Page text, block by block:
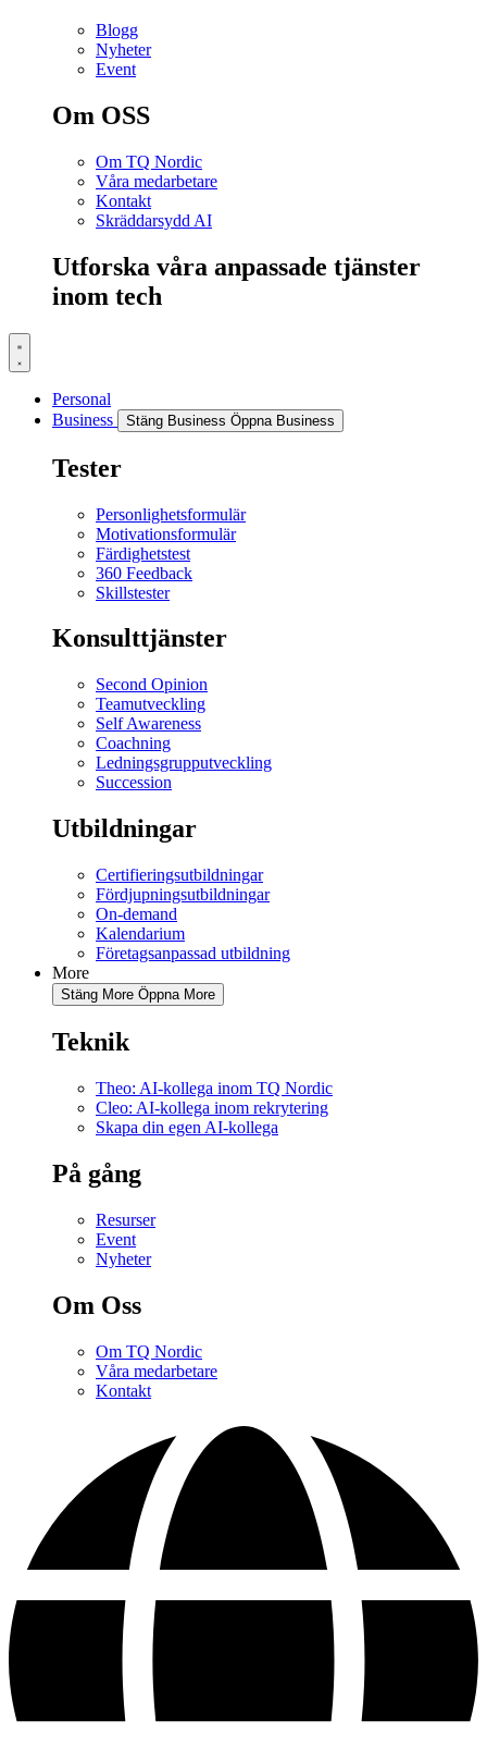
Blogg
Nyheter
Event
Om OSS
Om TQ Nordic
Våra medarbetare
Kontakt
Skräddarsydd AI
Utforska våra anpassade tjänster
inom tech
Personal
Business
Stäng Business Öppna Business
Tester
Personlighetsformulär
Motivationsformulär
Färdighetstest
360 Feedback
Skillstester
Konsulttjänster
Second Opinion
Teamutveckling
Self Awareness
Coachning
Ledningsgrupputveckling
Succession
Utbildningar
Certifieringsutbildningar
Fördjupningsutbildningar
On-demand
Kalendarium
Företagsanpassad utbildning
More
Stäng More Öppna More
Teknik
Theo: AI-kollega inom TQ Nordic
Cleo: AI-kollega inom rekrytering
Skapa din egen AI-kollega
På gång
Resurser
Event
Nyheter
Om Oss
Om TQ Nordic
Våra medarbetare
Kontakt